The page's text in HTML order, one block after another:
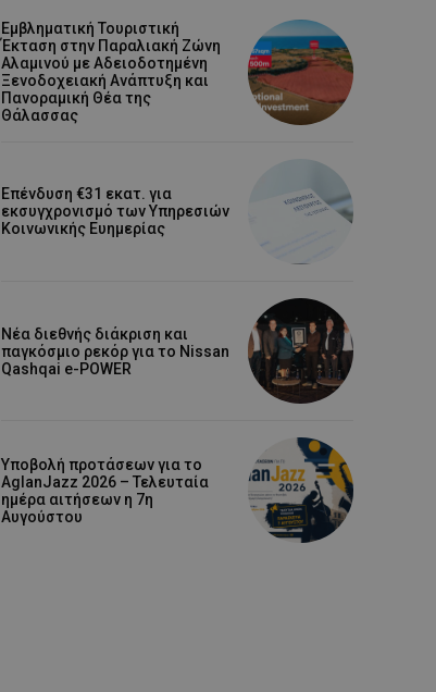
Εμβληματική Τουριστική
Έκταση στην Παραλιακή Ζώνη
Αλαμινού με Αδειοδοτημένη
Ξενοδοχειακή Ανάπτυξη και
Πανοραμική Θέα της
Θάλασσας
Επένδυση €31 εκατ. για
εκσυγχρονισμό των Υπηρεσιών
Κοινωνικής Ευημερίας
Νέα διεθνής διάκριση και
παγκόσμιο ρεκόρ για το Nissan
Qashqai e-POWER
Υποβολή προτάσεων για το
AglanJazz 2026 – Τελευταία
ημέρα αιτήσεων η 7η
Αυγούστου